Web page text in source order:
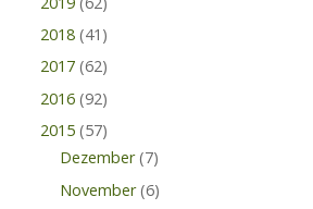
2018 (41)
2017 (62)
2016 (92)
2015 (57)
Dezember (7)
November (6)